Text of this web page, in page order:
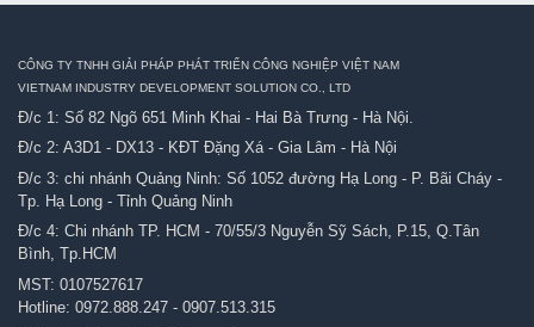
CÔNG TY TNHH GIẢI PHÁP PHÁT TRIỂN CÔNG NGHIỆP VIỆT NAM
VIETNAM INDUSTRY DEVELOPMENT SOLUTION CO., LTD
Đ/c 1: Số 82 Ngõ 651 Minh Khai - Hai Bà Trưng - Hà Nội.
Đ/c 2: A3D1 - DX13 - KĐT Đặng Xá - Gia Lâm - Hà Nội
Đ/c 3: chi nhánh Quảng Ninh: Số 1052 đường Hạ Long - P. Bãi Cháy -
Tp. Hạ Long - Tỉnh Quảng Ninh
Đ/c 4: Chi nhánh TP. HCM - 70/55/3 Nguyễn Sỹ Sách, P.15, Q.Tân
Bình, Tp.HCM
MST: 0107527617
Hotline: 0972.888.247 - 0907.513.315